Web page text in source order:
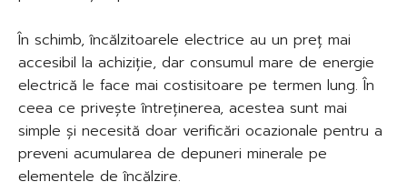
În schimb, încălzitoarele electrice au un preț mai
accesibil la achiziție, dar consumul mare de energie
electrică le face mai costisitoare pe termen lung. În
ceea ce privește întreținerea, acestea sunt mai
simple și necesită doar verificări ocazionale pentru a
preveni acumularea de depuneri minerale pe
elementele de încălzire.